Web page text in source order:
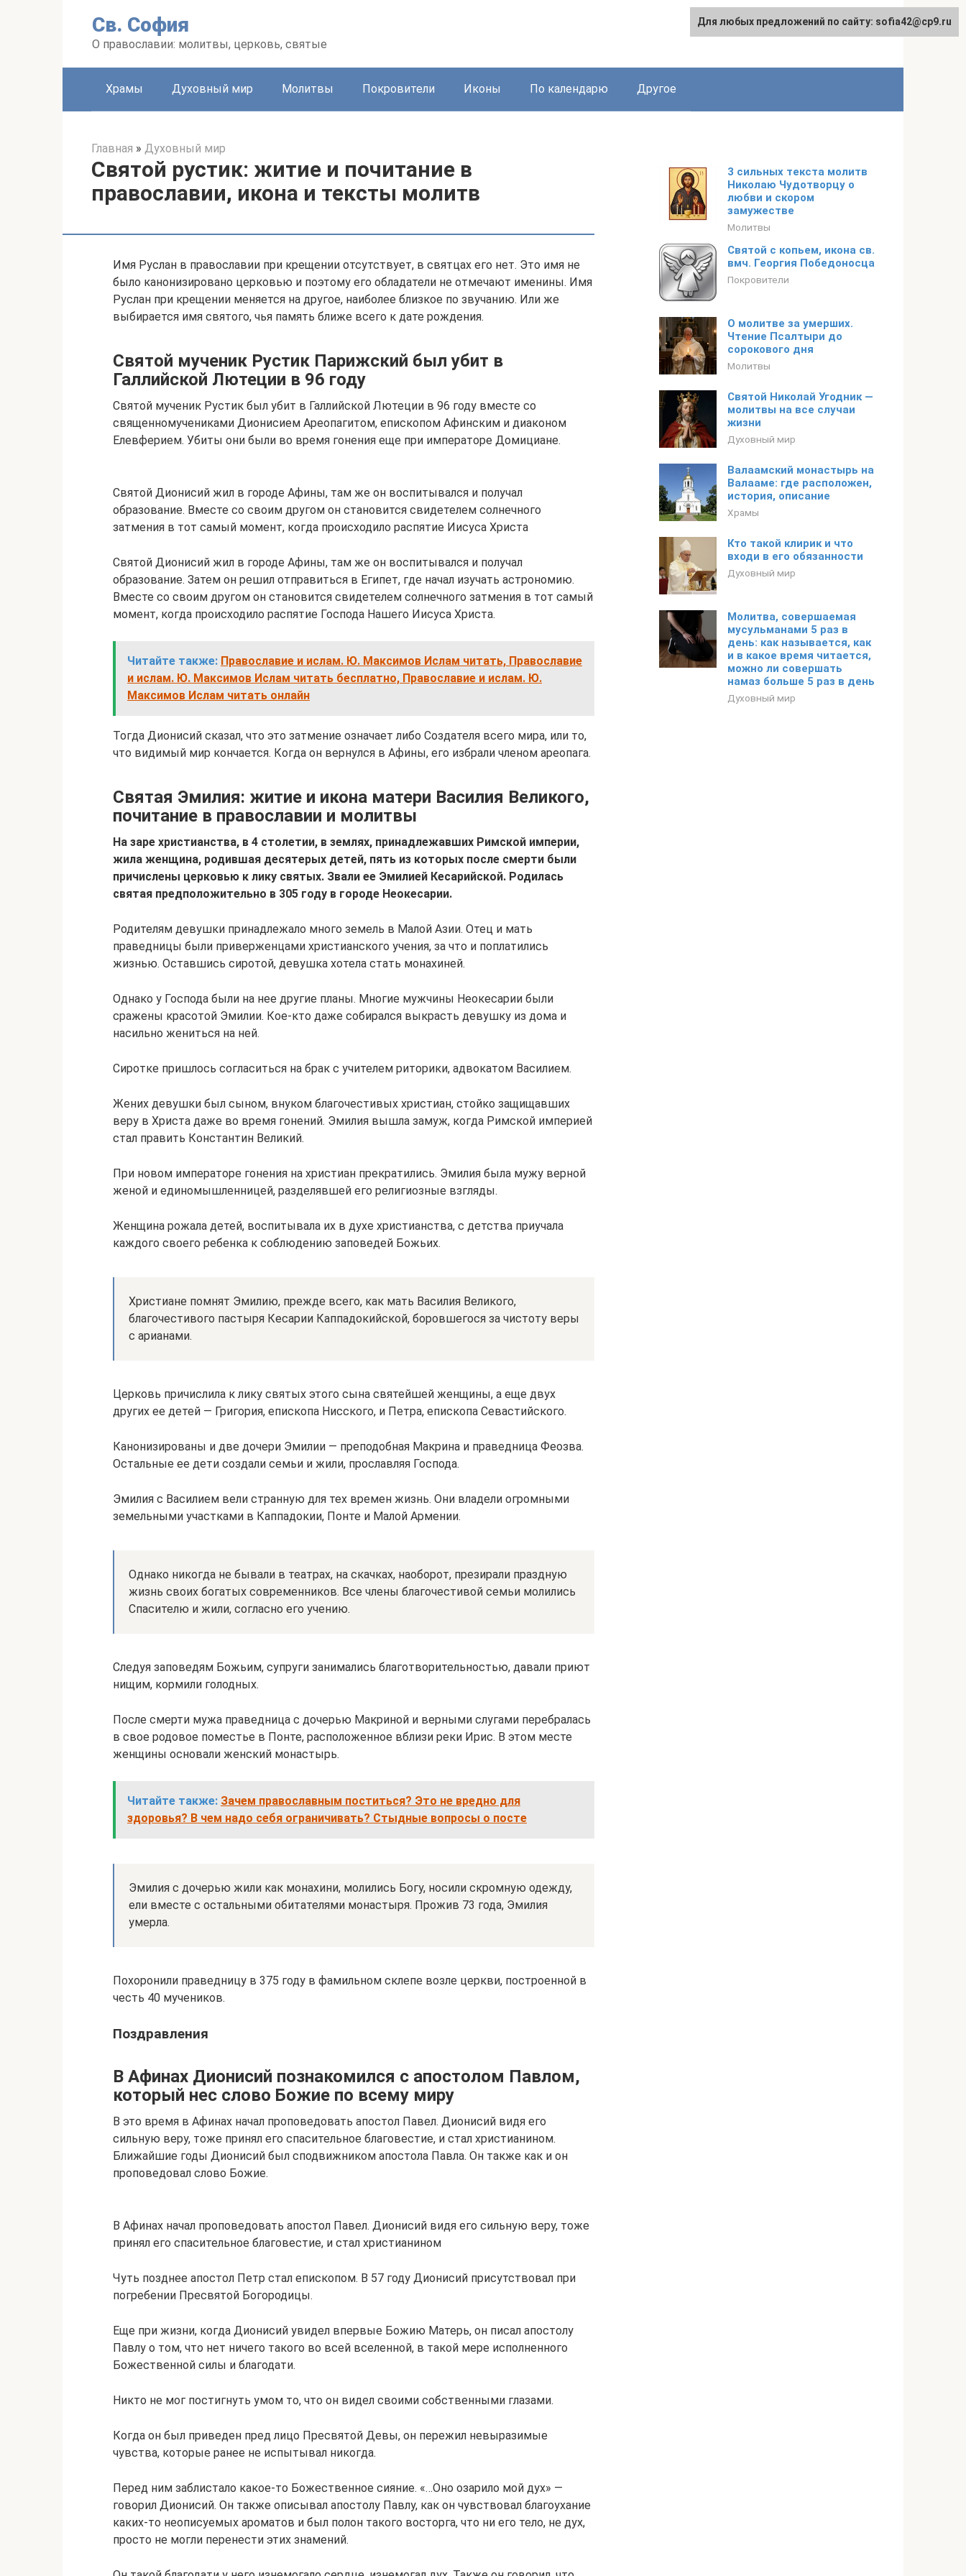
Св. София
О православии: молитвы, церковь, святые
Храмы Духовный мир Молитвы Покровители Иконы По календарю Другое
Главная » Духовный мир
Святой рустик: житие и почитание в
православии, икона и тексты молитв
Имя Руслан в православии при крещении отсутствует, в святцах его нет. Это имя не
было канонизировано церковью и поэтому его обладатели не отмечают именины. Имя
Руслан при крещении меняется на другое, наиболее близкое по звучанию. Или же
выбирается имя святого, чья память ближе всего к дате рождения.
Святой мученик Рустик Парижский был убит в
Галлийской Лютеции в 96 году
Святой мученик Рустик был убит в Галлийской Лютеции в 96 году вместе со
священномучениками Дионисием Ареопагитом, епископом Афинским и диаконом
Елевферием. Убиты они были во время гонения еще при императоре Домициане.
Святой Дионисий жил в городе Афины, там же он воспитывался и получал
образование. Вместе со своим другом он становится свидетелем солнечного
затмения в тот самый момент, когда происходило распятие Иисуса Христа
Святой Дионисий жил в городе Афины, там же он воспитывался и получал
образование. Затем он решил отправиться в Египет, где начал изучать астрономию.
Вместе со своим другом он становится свидетелем солнечного затмения в тот самый
момент, когда происходило распятие Господа Нашего Иисуса Христа.
Читайте также: Православие и ислам. Ю. Максимов Ислам читать, Православие
и ислам. Ю. Максимов Ислам читать бесплатно, Православие и ислам. Ю.
Максимов Ислам читать онлайн
Тогда Дионисий сказал, что это затмение означает либо Создателя всего мира, или то,
что видимый мир кончается. Когда он вернулся в Афины, его избрали членом ареопага.
Святая Эмилия: житие и икона матери Василия Великого,
почитание в православии и молитвы
На заре христианства, в 4 столетии, в землях, принадлежавших Римской империи,
жила женщина, родившая десятерых детей, пять из которых после смерти были
причислены церковью к лику святых. Звали ее Эмилией Кесарийской. Родилась
святая предположительно в 305 году в городе Неокесарии.
Родителям девушки принадлежало много земель в Малой Азии. Отец и мать
праведницы были приверженцами христианского учения, за что и поплатились
жизнью. Оставшись сиротой, девушка хотела стать монахиней.
Однако у Господа были на нее другие планы. Многие мужчины Неокесарии были
сражены красотой Эмилии. Кое-кто даже собирался выкрасть девушку из дома и
насильно жениться на ней.
Сиротке пришлось согласиться на брак с учителем риторики, адвокатом Василием.
Жених девушки был сыном, внуком благочестивых христиан, стойко защищавших
веру в Христа даже во время гонений. Эмилия вышла замуж, когда Римской империей
стал править Константин Великий.
При новом императоре гонения на христиан прекратились. Эмилия была мужу верной
женой и единомышленницей, разделявшей его религиозные взгляды.
Женщина рожала детей, воспитывала их в духе христианства, с детства приучала
каждого своего ребенка к соблюдению заповедей Божьих.
Христиане помнят Эмилию, прежде всего, как мать Василия Великого,
благочестивого пастыря Кесарии Каппадокийской, боровшегося за чистоту веры
с арианами.
Церковь причислила к лику святых этого сына святейшей женщины, а еще двух
других ее детей — Григория, епископа Нисского, и Петра, епископа Севастийского.
Канонизированы и две дочери Эмилии — преподобная Макрина и праведница Феозва.
Остальные ее дети создали семьи и жили, прославляя Господа.
Эмилия с Василием вели странную для тех времен жизнь. Они владели огромными
земельными участками в Каппадокии, Понте и Малой Армении.
Однако никогда не бывали в театрах, на скачках, наоборот, презирали праздную
жизнь своих богатых современников. Все члены благочестивой семьи молились
Спасителю и жили, согласно его учению.
Следуя заповедям Божьим, супруги занимались благотворительностью, давали приют
нищим, кормили голодных.
После смерти мужа праведница с дочерью Макриной и верными слугами перебралась
в свое родовое поместье в Понте, расположенное вблизи реки Ирис. В этом месте
женщины основали женский монастырь.
Читайте также: Зачем православным поститься? Это не вредно для
здоровья? В чем надо себя ограничивать? Стыдные вопросы о посте
Эмилия с дочерью жили как монахини, молились Богу, носили скромную одежду,
ели вместе с остальными обитателями монастыря. Прожив 73 года, Эмилия
умерла.
Похоронили праведницу в 375 году в фамильном склепе возле церкви, построенной в
честь 40 мучеников.
Поздравления
В Афинах Дионисий познакомился с апостолом Павлом,
который нес слово Божие по всему миру
В это время в Афинах начал проповедовать апостол Павел. Дионисий видя его
сильную веру, тоже принял его спасительное благовестие, и стал христианином.
Ближайшие годы Дионисий был сподвижником апостола Павла. Он также как и он
проповедовал слово Божие.
В Афинах начал проповедовать апостол Павел. Дионисий видя его сильную веру, тоже
принял его спасительное благовестие, и стал христианином
Чуть позднее апостол Петр стал епископом. В 57 году Дионисий присутствовал при
погребении Пресвятой Богородицы.
Еще при жизни, когда Дионисий увидел впервые Божию Матерь, он писал апостолу
Павлу о том, что нет ничего такого во всей вселенной, в такой мере исполненного
Божественной силы и благодати.
Никто не мог постигнуть умом то, что он видел своими собственными глазами.
Когда он был приведен пред лицо Пресвятой Девы, он пережил невыразимые
чувства, которые ранее не испытывал никогда.
Перед ним заблистало какое-то Божественное сияние. «…Оно озарило мой дух» —
говорил Дионисий. Он также описывал апостолу Павлу, как он чувствовал благоухание
каких-то неописуемых ароматов и был полон такого восторга, что ни его тело, не дух,
просто не могли перенести этих знамений.
3 сильных текста молитв
Николаю Чудотворцу о
любви и скором
замужестве
Молитвы
Святой с копьем, икона св.
вмч. Георгия Победоносца
Покровители
О молитве за умерших.
Чтение Псалтыри до
сорокового дня
Молитвы
Святой Николай Угодник —
молитвы на все случаи
жизни
Духовный мир
Валаамский монастырь на
Валааме: где расположен,
история, описание
Храмы
Кто такой клирик и что
входи в его обязанности
Духовный мир
Молитва, совершаемая
мусульманами 5 раз в
день: как называется, как
и в какое время читается,
можно ли совершать
намаз больше 5 раз в день
Духовный мир
Для любых предложений по сайту: sofia42@cp9.ru